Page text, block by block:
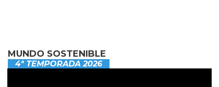
MUNDO SOSTENIBLE
4ª TEMPORADA 2026